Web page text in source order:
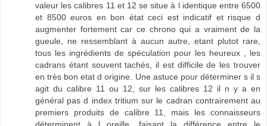
valeur les calibres 11 et 12 se situe à l identique entre 6500
et 8500 euros en bon état ceci est indicatif et risque d
augmenter fortement car ce chrono qui a vraiment de la
gueule, ne ressemblant à aucun autre, etant plutot rare,
tous les ingrédients de spéculation pour les heureux , les
cadrans étant souvent tachés, il est difficile de les trouver
en très bon etat d origine. Une astuce pour déterminer s il s
agit du calibre 11 ou 12, sur les calibres 12 il n y a en
général pas d index tritium sur le cadran contrairement au
premiers produits de calibre 11, mais les connaisseurs